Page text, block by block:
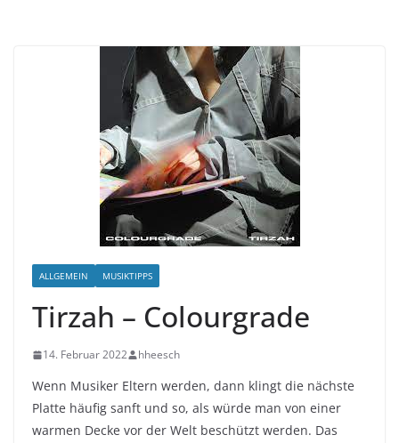
ALLGEMEIN MUSIKTIPPS
Tirzah – Colourgrade
14. Februar 2022 hheesch
Wenn Musiker Eltern werden, dann klingt die nächste
Platte häufig sanft und so, als würde man von einer
warmen Decke vor der Welt beschützt werden. Das